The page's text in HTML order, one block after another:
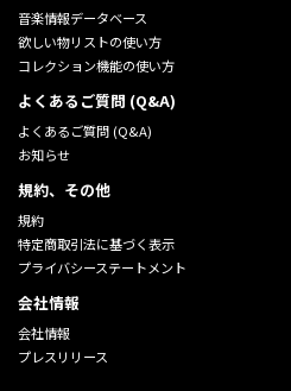
音楽情報データベース
欲しい物リストの使い方
コレクション機能の使い方
よくあるご質問 (Q&A)
よくあるご質問 (Q&A)
お知らせ
規約、その他
規約
特定商取引法に基づく表示
プライバシーステートメント
会社情報
会社情報
プレスリリース